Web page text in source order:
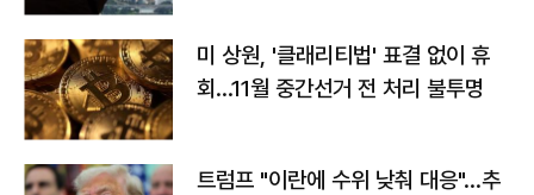
미 상원, '클래리티법' 표결 없이 휴
회…11월 중간선거 전 처리 불투명
트럼프 "이란에 수위 낮춰 대응"…추